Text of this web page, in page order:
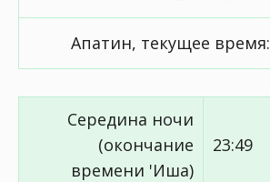
Апатин, текущее время:
Середина ночи
(окончание
времени 'Иша)
23:49